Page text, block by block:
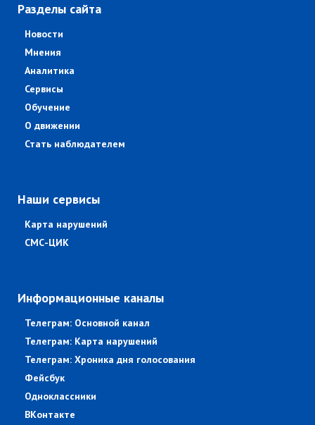
Разделы сайта
Новости
Мнения
Аналитика
Сервисы
Обучение
О движении
Стать наблюдателем
Наши сервисы
Карта нарушений
СМС-ЦИК
Информационные каналы
Телеграм: Основной канал
Телеграм: Карта нарушений
Телеграм: Хроника дня голосования
Фейсбук
Одноклассники
ВКонтакте